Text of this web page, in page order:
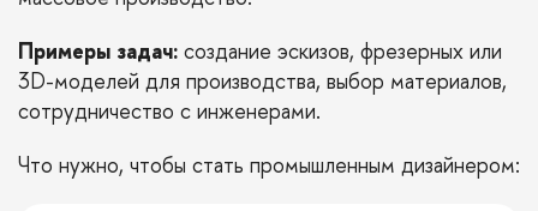
Примеры задач: создание эскизов, фрезерных или
3D-моделей для производства, выбор материалов,
сотрудничество с инженерами.
Что нужно, чтобы стать промышленным дизайнером: